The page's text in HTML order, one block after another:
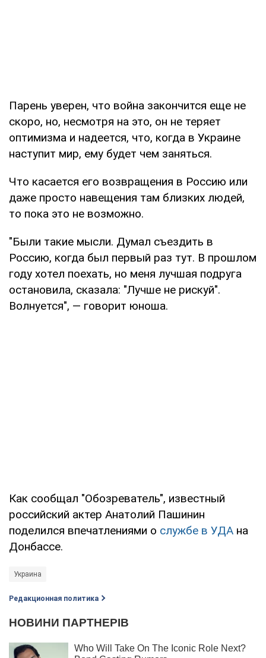
Парень уверен, что война закончится еще не
скоро, но, несмотря на это, он не теряет
оптимизма и надеется, что, когда в Украине
наступит мир, ему будет чем заняться.
Что касается его возвращения в Россию или
даже просто навещения там близких людей,
то пока это не возможно.
"Были такие мысли. Думал съездить в
Россию, когда был первый раз тут. В прошлом
году хотел поехать, но меня лучшая подруга
остановила, сказала: "Лучше не рискуй".
Волнуется", — говорит юноша.
Как сообщал "Обозреватель", известный
российский актер Анатолий Пашинин
поделился впечатлениями о службе в УДА на
Донбассе.
Украина
Редакционная политика